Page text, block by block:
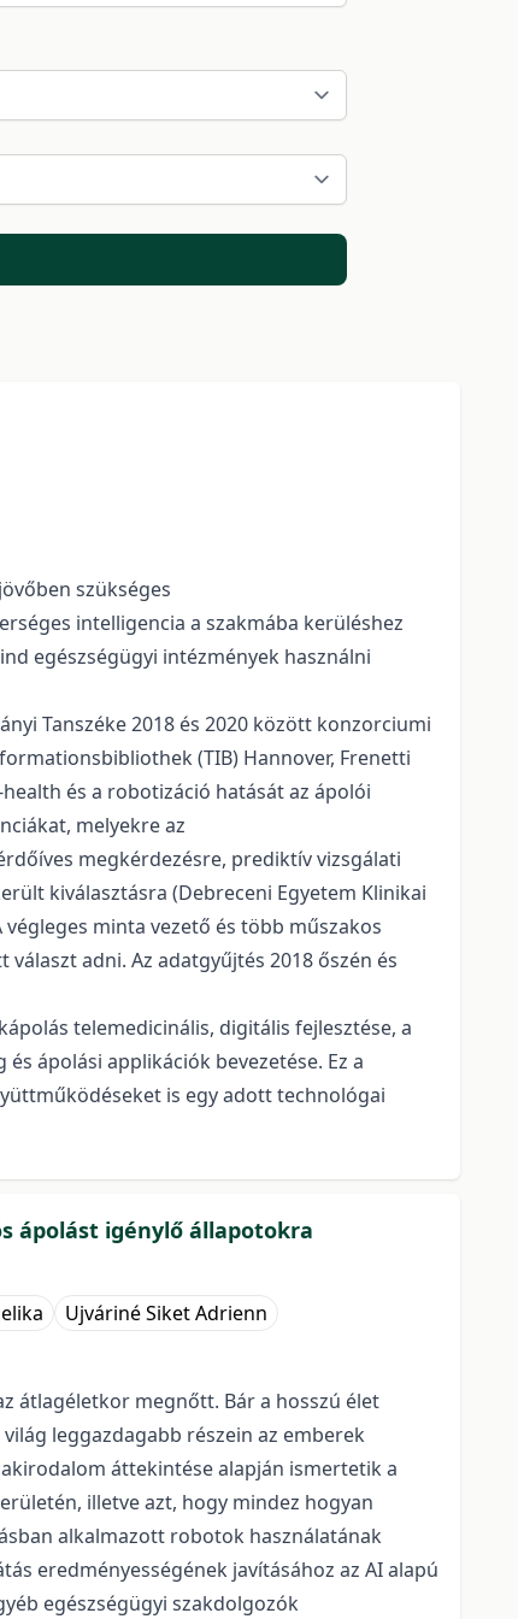
szükséges
intelligencia a szakmába kerüléshez
egészségügyi intézmények használni
Tanszéke 2018 és 2020 között konzorciumi
(TIB) Hannover, Frenetti
és a robotizáció hatását az ápolói
melyekre az
megkérdezésre, prediktív vizsgálati
kiválasztásra (Debreceni Egyetem Klinikai
végleges minta vezető és több műszakos
adni. Az adatgyűjtés 2018 őszén és
telemedicinális, digitális fejlesztése, a
ápolási applikációk bevezetése. Ez a
is egy adott technológai
ápolást igénylő állapotokra
Ujváriné Siket Adrienn
átlagéletkor megnőtt. Bár a hosszú élet
leggazdagabb részein az emberek
áttekintése alapján ismertetik a
illetve azt, hogy mindez hogyan
alkalmazott robotok használatának
eredményességének javításához az AI alapú
egészségügyi szakdolgozók